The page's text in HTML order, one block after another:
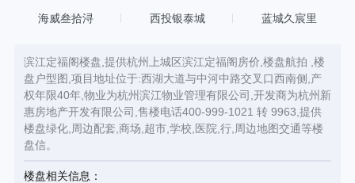
海威叁拾浔 西投银泰城 蓝城久宸里
滨江定福阁楼盘,提供杭州上城区滨江定福阁房价,楼盘航拍 ,楼
盘户型图,项目地址位于:西湖大道与中河中路交叉口西南侧,产
权年限40年,物业为杭州滨江物业管理有限公司,开发商为杭州新
惠房地产开发有限公司,售楼电话400-999-1021 转 9963,提供
楼盘绿化,周边配套,商场,超市,学校,医院,行,周边地图交通等楼
盘信。
楼盘相关信息：